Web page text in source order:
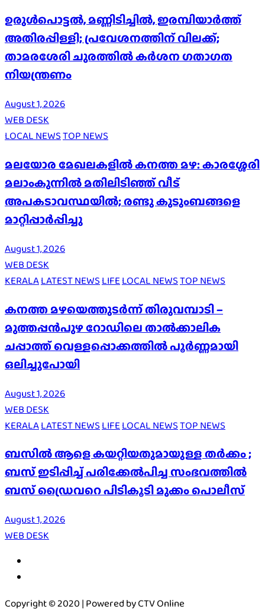
ഉരുൾപൊട്ടൽ, മണ്ണിടിച്ചിൽ, ഇരമ്പിയാര്‍ത്ത്
അതിരപ്പിള്ളി; പ്രവേശനത്തിന് വിലക്ക്;
താമരശേരി ചുരത്തില്‍ കര്‍ശന ഗതാഗത
നിയന്ത്രണം
August 1, 2026
WEB DESK
LOCAL NEWSTOP NEWS
മലയോര മേഖലകളിൽ കനത്ത മഴ: കാരശ്ശേരി
മലാംകുന്നിൽ മതിലിടിഞ്ഞ് വീട്
അപകടാവസ്ഥയിൽ; രണ്ടു കുടുംബങ്ങളെ
മാറ്റിപ്പാർപ്പിച്ചു
August 1, 2026
WEB DESK
KERALALATEST NEWS LIFE LOCAL NEWSTOP NEWS
കനത്ത മഴയെത്തുടർന്ന് തിരുവമ്പാടി –
മുത്തപ്പൻപുഴ റോഡിലെ താൽക്കാലിക
ചപ്പാത്ത് വെള്ളപ്പൊക്കത്തിൽ പൂർണ്ണമായി
ഒലിച്ചുപോയി
August 1, 2026
WEB DESK
KERALALATEST NEWS LIFE LOCAL NEWSTOP NEWS
ബസിൽ ആളെ കയറ്റിയതുമായുള്ള തർക്കം ;
ബസ് ഇടിപ്പിച്ച് പരിക്കേൽപിച്ച സംഭവത്തിൽ
ബസ് ഡ്രൈവറെ പിടികൂടി മുക്കം പൊലീസ്
August 1, 2026
WEB DESK
Copyright © 2020 | Powered by CTV Online